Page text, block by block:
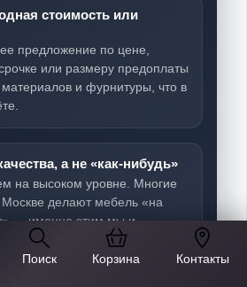
Поиск Корзина Контакты
стоимость или
предложение по цене,
или размеру предоплаты
и фурнитуры, что в
а не «как-нибудь»
на высоком уровне. Многие
делают мебель «на
— именно этим мы и
За те же деньги вы получите
изделие.